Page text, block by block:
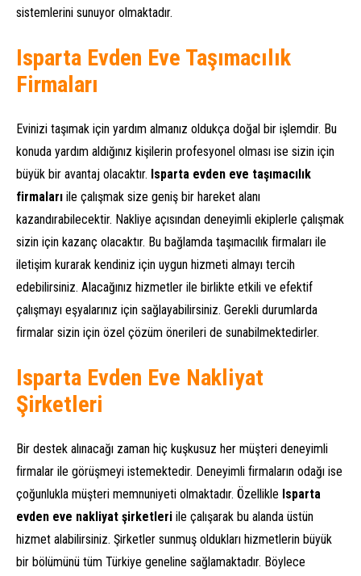
sistemlerini sunuyor olmaktadır.
Isparta Evden Eve Taşımacılık
Firmaları
Evinizi taşımak için yardım almanız oldukça doğal bir işlemdir. Bu
konuda yardım aldığınız kişilerin profesyonel olması ise sizin için
büyük bir avantaj olacaktır. Isparta evden eve taşımacılık
firmaları ile çalışmak size geniş bir hareket alanı
kazandırabilecektir. Nakliye açısından deneyimli ekiplerle çalışmak
sizin için kazanç olacaktır. Bu bağlamda taşımacılık firmaları ile
iletişim kurarak kendiniz için uygun hizmeti almayı tercih
edebilirsiniz. Alacağınız hizmetler ile birlikte etkili ve efektif
çalışmayı eşyalarınız için sağlayabilirsiniz. Gerekli durumlarda
firmalar sizin için özel çözüm önerileri de sunabilmektedirler.
Isparta Evden Eve Nakliyat
Şirketleri
Bir destek alınacağı zaman hiç kuşkusuz her müşteri deneyimli
firmalar ile görüşmeyi istemektedir. Deneyimli firmaların odağı ise
çoğunlukla müşteri memnuniyeti olmaktadır. Özellikle Isparta
evden eve nakliyat şirketleri ile çalışarak bu alanda üstün
hizmet alabilirsiniz. Şirketler sunmuş oldukları hizmetlerin büyük
bir bölümünü tüm Türkiye geneline sağlamaktadır. Böylece